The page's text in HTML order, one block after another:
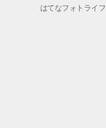
はてなフォトライフ